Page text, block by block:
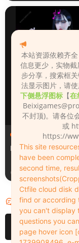
人物（Looks）
Monica_2_2_2
14小时前
评论 0
本站资源依赖齐
信息更少，实物
步分享，搜索框
法显示图片，请
下侧悬浮图标 【在
不封顶)。请各
或
https://
This site
have been
second time,
Ctfile cloud disk
find or according
you can't display
questions you
page hover icon